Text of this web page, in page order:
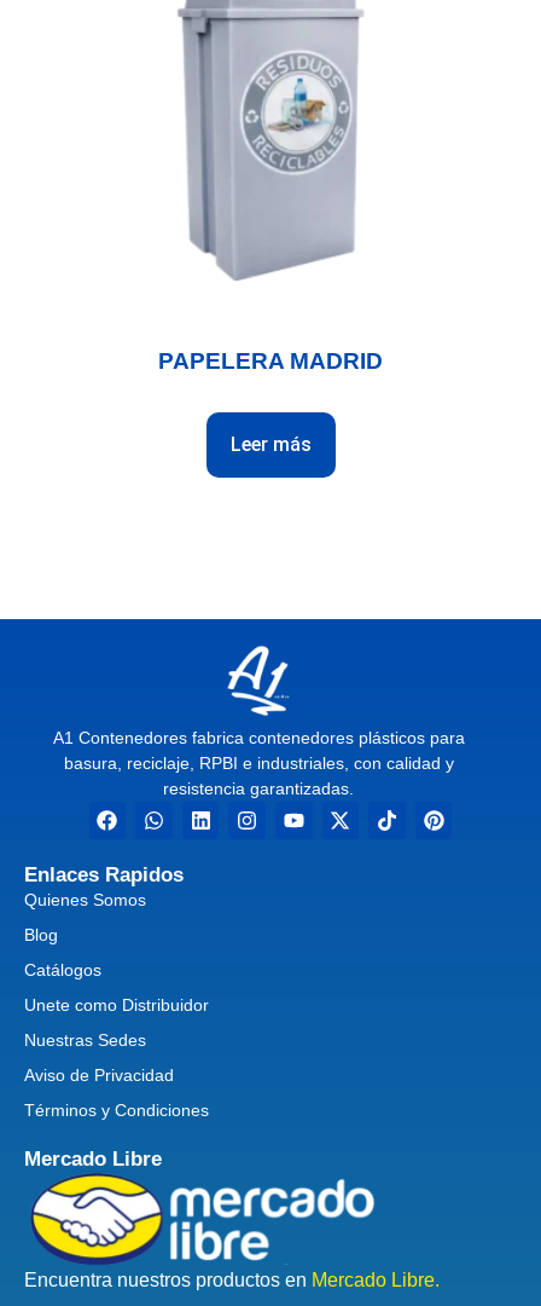
PAPELERA MADRID
Leer más
A1 Contenedores fabrica contenedores plásticos para
basura, reciclaje, RPBI e industriales, con calidad y
resistencia garantizadas.
Enlaces Rapidos
Quienes Somos
Blog
Catálogos
Unete como Distribuidor
Nuestras Sedes
Aviso de Privacidad
Términos y Condiciones
Mercado Libre
Encuentra nuestros productos en Mercado Libre.